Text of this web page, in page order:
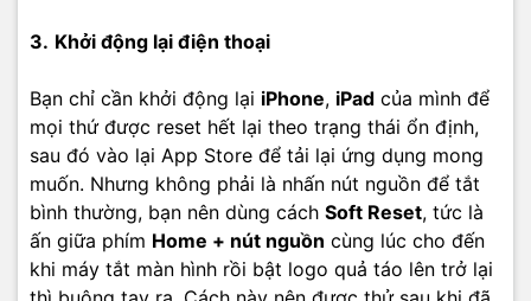
3. Khởi động lại điện thoại
Bạn chỉ cần khởi động lại iPhone, iPad của mình để
mọi thứ được reset hết lại theo trạng thái ổn định,
sau đó vào lại App Store để tải lại ứng dụng mong
muốn. Nhưng không phải là nhấn nút nguồn để tắt
bình thường, bạn nên dùng cách Soft Reset, tức là
ấn giữa phím Home + nút nguồn cùng lúc cho đến
khi máy tắt màn hình rồi bật logo quả táo lên trở lại